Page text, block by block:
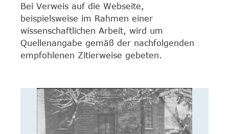
Bei Verweis auf die Webseite,
beispielsweise im Rahmen einer
wissenschaftlichen Arbeit, wird um
Quellenangabe gemäß der nachfolgenden
empfohlenen Zitierweise gebeten.